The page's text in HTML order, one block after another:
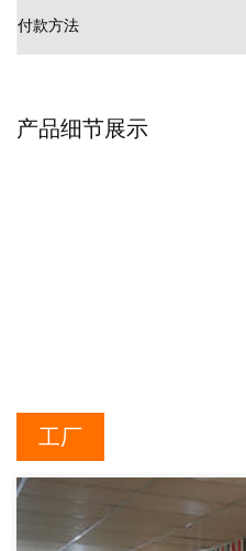
付款方法
产品细节展示
工厂